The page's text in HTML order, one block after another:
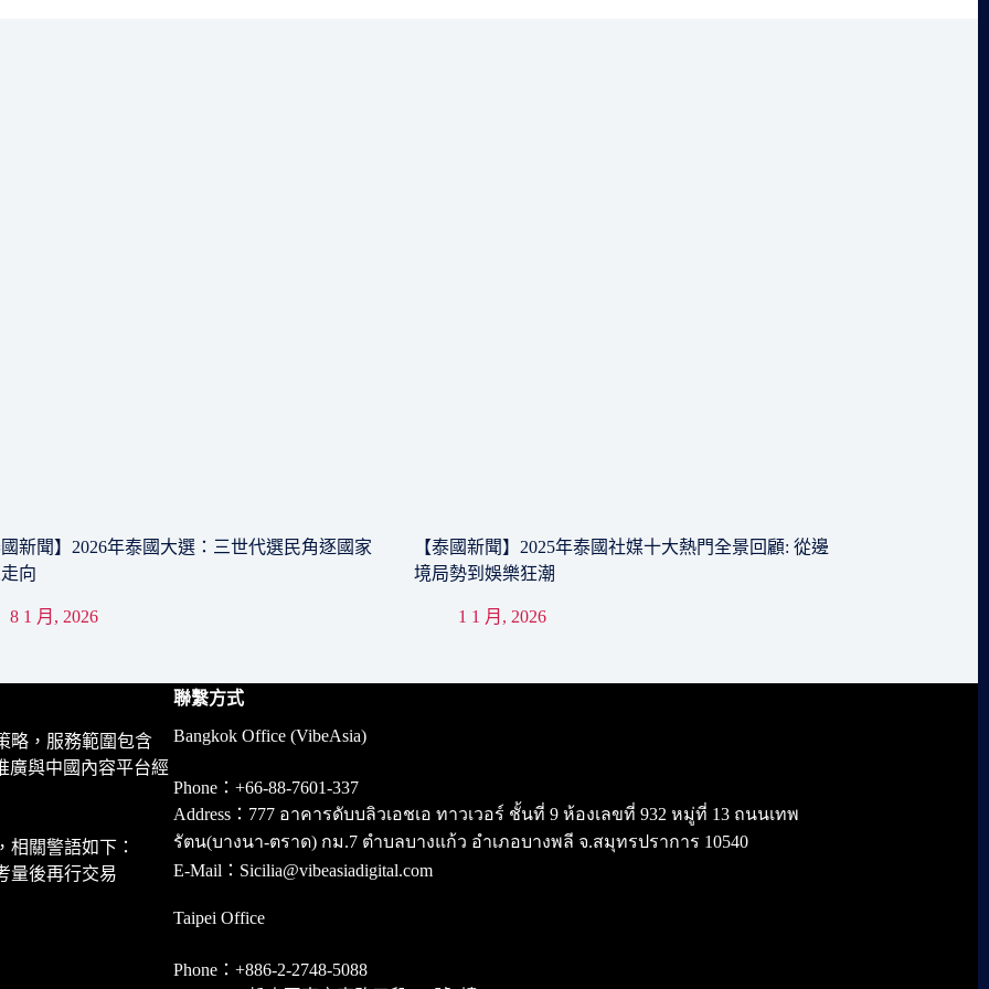
新聞】2026年泰國大選：三世代選民角逐國家
向
8 1 月, 2026
【泰國新聞】2025年泰國社媒十大熱門全景回顧: 從邊
境局勢到娛樂狂潮
1 1 月, 2026
略，服務範圍包含
廣與中國內容平台經
相關警語如下：
量後再行交易
聯繫方式
Bangkok Office (VibeAsia)
Phone：+66-88-7601-337
Address：777 อาคารดับบลิวเอชเอ ทาวเวอร์ ชั้นที่ 9 ห้องเลขที่ 932 หมู่ที่ 13 ถนนเทพ
รัตน(บางนา-ตราด) กม.7 ตำบลบางแก้ว อำเภอบางพลี จ.สมุทรปราการ 10540
E-Mail：Sicilia@vibeasiadigital.com
Taipei Office
Phone：+886-2-2748-5088